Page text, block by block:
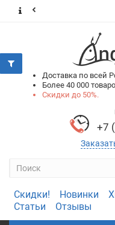
Доставка по всей
Более 40 000
Скидки до 50%.
+7
Скидки! Новинки
Статьи
Отзывы